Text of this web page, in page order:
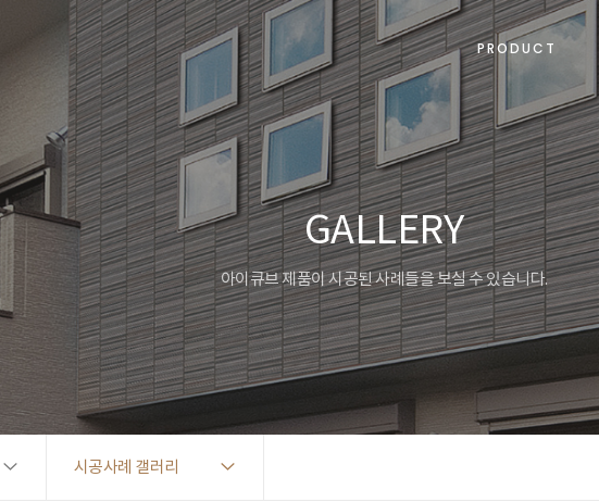
PRODUCT
GALLERY
아이큐브 제품이 시공된 사례들을 보실 수 있습니다.
시공사례 갤러리